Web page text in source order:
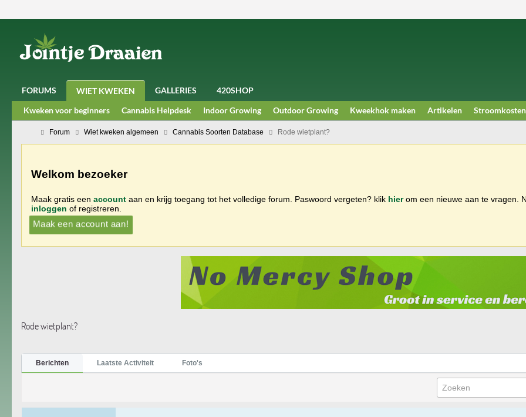
FORUMS WIET KWEKEN GALLERIES
420SHOP
Kweken voor beginners
Cannabis Helpdesk Indoor Growing Outdoor Growing Kweekhok maken Artikelen Stroomkosten
Forum Wiet kweken algemeen Cannabis Soorten Database Rode wietplant?
Welkom bezoeker
Maak gratis een account aan en krijg toegang tot het volledige forum. Paswoord vergeten? klik hierom een nieuwe aan te vragen.
inloggen of registreren.
Maak een account aan!
Rode wietplant?
Berichten Laatste Activiteit Foto's